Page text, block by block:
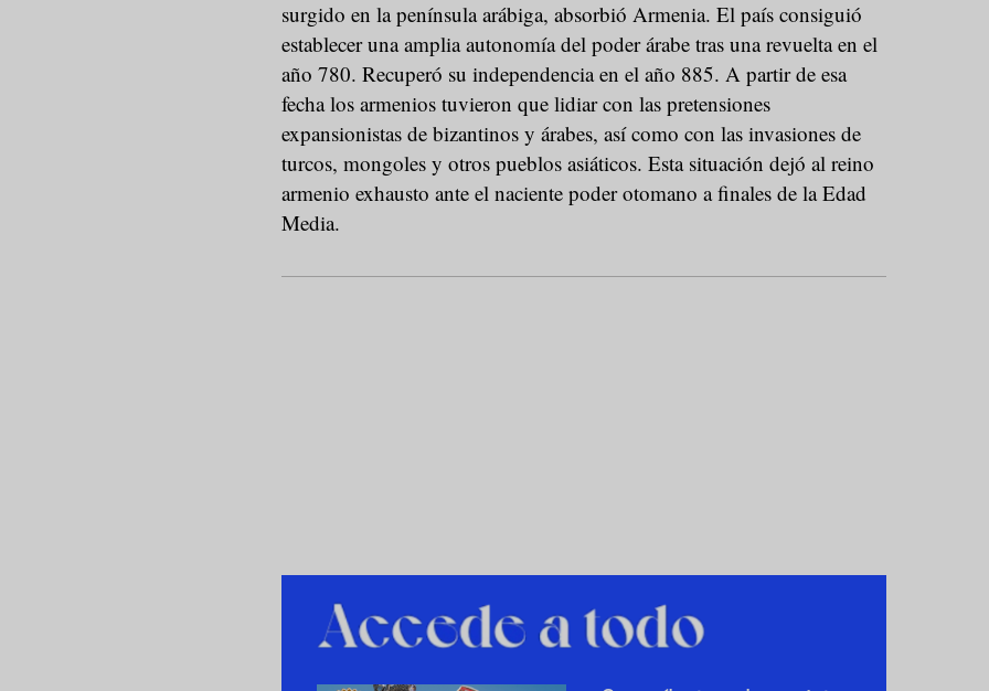
surgido en la península arábiga, absorbió Armenia. El país consiguió
establecer una amplia autonomía del poder árabe tras una revuelta en el
año 780. Recuperó su independencia en el año 885. A partir de esa
fecha los armenios tuvieron que lidiar con las pretensiones
expansionistas de bizantinos y árabes, así como con las invasiones de
turcos, mongoles y otros pueblos asiáticos. Esta situación dejó al reino
armenio exhausto ante el naciente poder otomano a finales de la Edad
Media.